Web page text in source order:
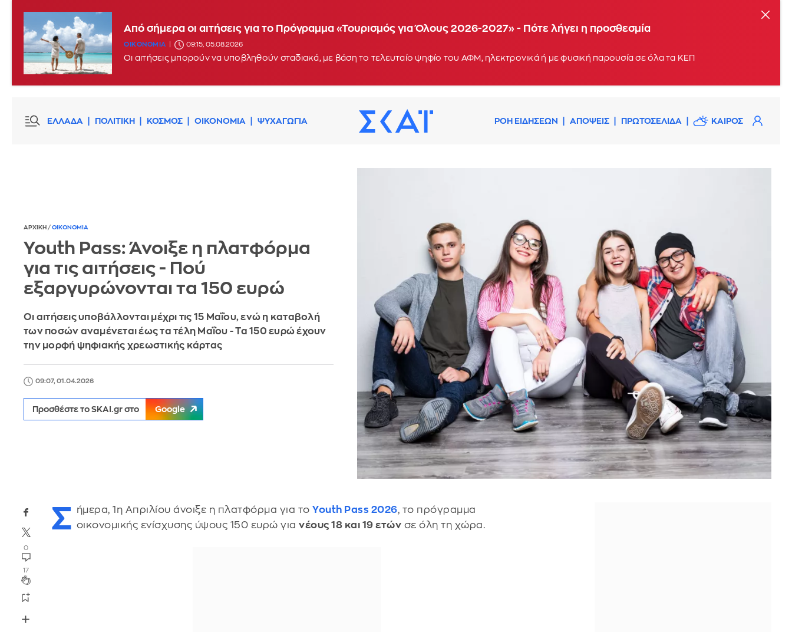
Από σήμερα οι αιτήσεις για το Πρόγραμμα «Τουρισμός για Όλους 2026-2027» - Πότε λήγει η προσθεσμία
ΟΙΚΟΝΟΜΙΑ 09:15, 05.08.2026
ΕΛΛΑΔΑ ΠΟΛΙΤΙΚΗ ΚΟΣΜΟΣ ΟΙΚΟΝΟΜΙΑ ΨΥΧΑΓΩΓΙΑ ΡΟΗ ΕΙΔΗΣΕΩΝ ΑΠΟΨΕΙΣ ΠΡΩΤΟΣΕΛΙΔΑ ΚΑΙΡΟΣ
ΑΡΧΙΚΗ / ΟΙΚΟΝΟΜΙΑ
Youth Pass: Άνοιξε η πλατφόρμα
για τις αιτήσεις - Πού
εξαργυρώνονται τα 150 ευρώ
Οι αιτήσεις υποβάλλονται μέχρι τις 15 Μαΐου, ενώ η καταβολή
των ποσών αναμένεται έως τα τέλη Μαΐου - Τα 150 ευρώ έχουν
την μορφή ψηφιακής χρεωστικής κάρτας
09:07, 01.04.2026
Προσθέστε το SKAI.gr στο Google
0
17
Σ ήμερα, 1η Απριλίου άνοιξε η πλατφόρμα για τοYouth Pass 2026, το πρόγραμμα
οικονομικής ενίσχυσης ύψους 150 ευρώ γιανέους 18 και 19 ετών σε όλη τη χώρα.